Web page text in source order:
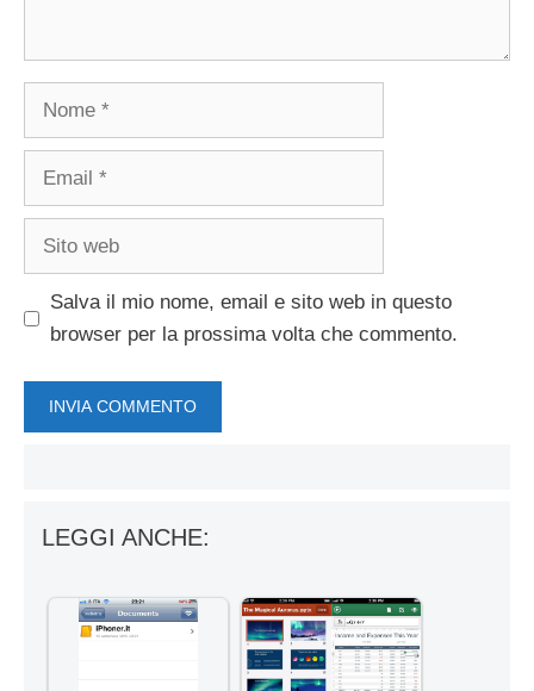
Nome
Email
Sito
Salva il mio nome, email e sito web in questo
browser per la prossima volta che commento.
LEGGI ANCHE: